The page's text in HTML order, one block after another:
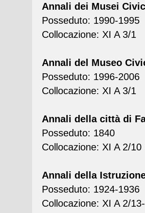
Annali dei Musei
Posseduto: 1990-1995
Collocazione: XI A 3/1
Annali del Museo
Posseduto: 1996-2006
Collocazione: XI A 3/1
Annali della città di
Posseduto: 1840
Collocazione: XI A 2/10
Annali della
Posseduto: 1924-1936
Collocazione: XI A 2/